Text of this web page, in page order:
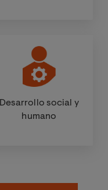
Desarrollo social y
humano